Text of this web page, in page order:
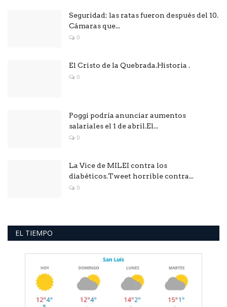
Seguridad: las ratas fueron después del 10.
Cámaras que...
0
El Cristo de la Quebrada.Historia .
0
Poggi podría anunciar aumentos
salariales el 1 de abril.El...
0
La Vice de MILEI contra los
diabéticos.Tweet horrible contra...
0
EL TIEMPO